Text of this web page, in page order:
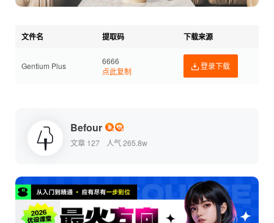
文件名 提取码 下载来源
Gentium Plus
6666
点此复制
登录下载
Befour
文章 127 人气 265.8w